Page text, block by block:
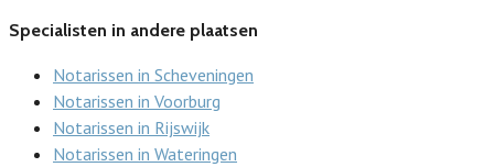
Specialisten in andere plaatsen
Notarissen in Scheveningen
Notarissen in Voorburg
Notarissen in Rijswijk
Notarissen in Wateringen